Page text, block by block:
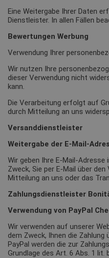
Eine Weitergabe Ihrer Daten
Dienstleister. In allen Fällen
Bewertungen Werbung
Verwendung Ihrer
Wir nutzen Ihre
dieser Verwendung nicht
kann.
Die Verarbeitung erfolgt auf
durch Mitteilung an uns
Versanddienstleister
Weitergabe der E-Mail-
Wir geben Ihre E-Mail-
Zweck, Sie per E-Mail über
Mitteilung an uns oder das
Zahlungsdienstleister
Verwendung von PayPal
Wir verwenden auf unserer
dem Zweck, Ihnen die
PayPal werden die zur
Grundlage des Art. 6 Abs. 1 lit.